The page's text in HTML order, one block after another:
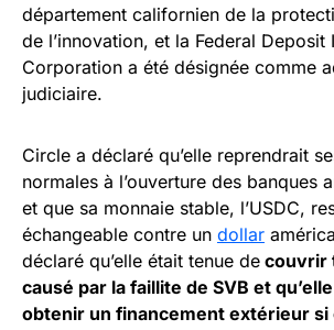
département californien de la
de l’innovation, et la Federal Deposit
Corporation a été désignée comme
judiciaire.
Circle a déclaré qu’elle reprendrait
normales à l’ouverture des banques
et que sa monnaie stable, l’USDC,
échangeable contre un dollar
déclaré qu’elle était tenue de couvrir
causé par la faillite de SVB et
obtenir un financement extérieur si